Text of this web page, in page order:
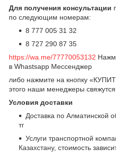
Для получения консультации
по следующим номерам:
8 777 005 31 32
8 727 290 87 35
https://wa.me/77770053132
в Whastsapp Мессенджер
либо нажмите на кнопку
этого наши менеджеры свяжутся
Условия доставки
Доставка по Алматинской
тг
Услуги транспортной
Казахстану, стоимость